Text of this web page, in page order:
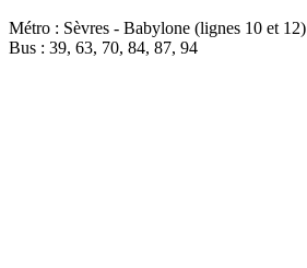
Métro : Sèvres - Babylone (lignes 10 et 12)
Bus : 39, 63, 70, 84, 87, 94